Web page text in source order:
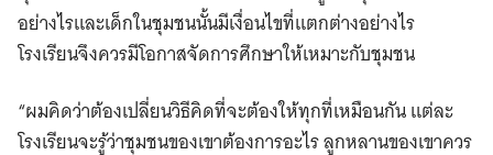
อย่างไรและเด็กในชุมชนนั้นมีเงื่อนไขที่แตกต่างอย่างไร
โรงเรียนจึงควรมีโอกาสจัดการศึกษาให้เหมาะกับชุมชน
“ผมคิดว่าต้องเปลี่ยนวิธีคิดที่จะต้องให้ทุกที่เหมือนกัน แต่ละ
โรงเรียนจะรู้ว่าชุมชนของเขาต้องการอะไร ลูกหลานของเขาควร